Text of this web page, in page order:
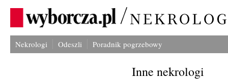
Nekrologi Odeszli Poradnik pogrzebowy
Inne nekrologi